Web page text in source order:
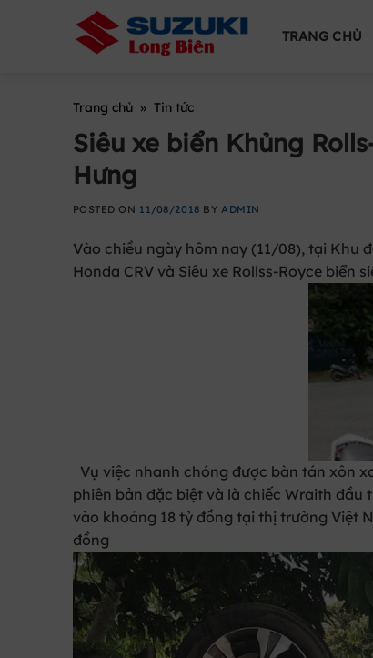
TRANG CHỦ
Trang chủ » Tin tức
Siêu xe biển Khủng
Hưng
POSTED ON 11/08/2018 BY ADMIN
Vào chiều ngày hôm nay (11/08), tại Khu
Honda CRV và Siêu xe Rollss-Royce biển
Vụ việc nhanh chóng được bàn tán xôn
phiên bản đặc biệt và là chiếc Wraith đầu
vào khoảng 18 tỷ đồng tại thị trường Việt
đồng